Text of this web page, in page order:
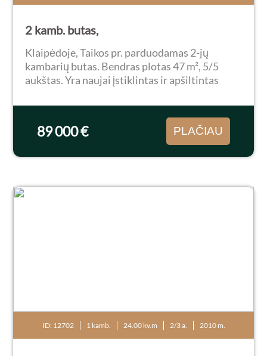
2 kamb. butas,
Klaipėdoje, Taikos pr. parduodamas 2-jų
kambarių butas. Bendras plotas 47 m², 5/5
aukštas. Yra naujai įstiklintas ir apšiltintas
su visais baldais ir buitine technika. Langai
89 000 € PLAČIAU
ID: 12702 1 kamb. 24.00 kv.m 2/3 a. 2010 m.